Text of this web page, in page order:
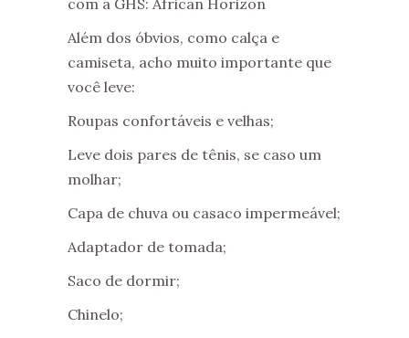
Além dos óbvios, como calça e
camiseta, acho muito importante que
você leve:
Roupas confortáveis e velhas;
Leve dois pares de tênis, se caso um
molhar;
Capa de chuva ou casaco impermeável;
Adaptador de tomada;
Saco de dormir;
Chinelo;